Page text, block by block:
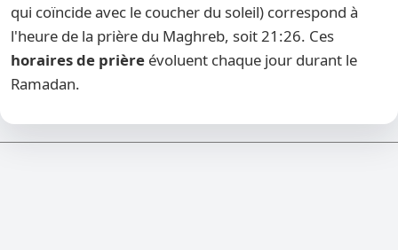
qui coïncide avec le coucher du soleil) correspond à
l'heure de la prière du Maghreb, soit 21:26. Ces
horaires de prière évoluent chaque jour durant le
Ramadan.